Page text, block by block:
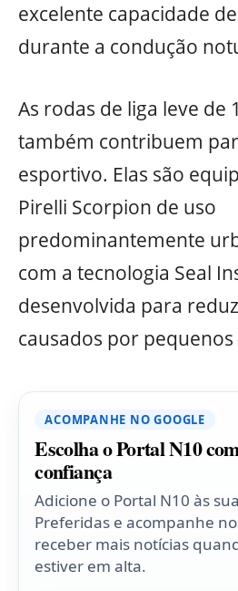
excelente capacidade
durante a condução
As rodas de liga leve de
também contribuem
esportivo. Elas são
Pirelli Scorpion de uso
predominantemente
com a tecnologia Seal
desenvolvida para
causados por
ACOMPANHE NO GOOGLE
Escolha o Portal N10
confiança
Adicione o Portal N10 às
Preferidas e acompanhe
receber mais notícias
estiver em alta.